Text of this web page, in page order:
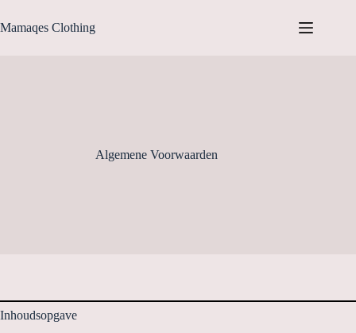
naar
de
Mamaqes Clothing
Algemene Voorwaarden
Inhoudsopgave